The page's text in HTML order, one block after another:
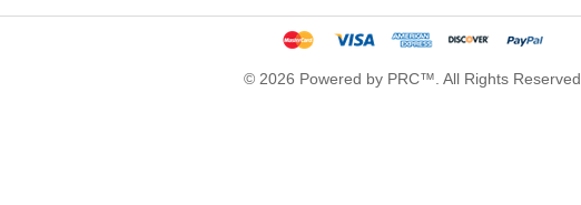
© 2026 Powered by PRC™. All Rights Reserved